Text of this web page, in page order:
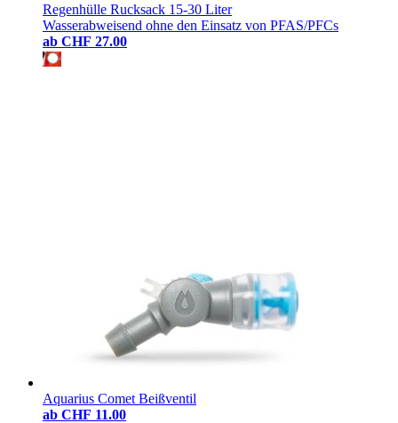
Regenhülle Rucksack 15-30 Liter
Wasserabweisend ohne den Einsatz von PFAS/PFCs
ab CHF 27.00
Aquarius Comet Beißventil
ab CHF 11.00